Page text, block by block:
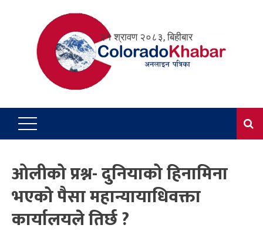
२१ श्रावण २०८३, बिहीबार
ओलीको प्रश्न- दुनियाको हिनामिना
भएको पैसा महान्यायाधिवक्ता
कार्यालयले तिर्छ ?